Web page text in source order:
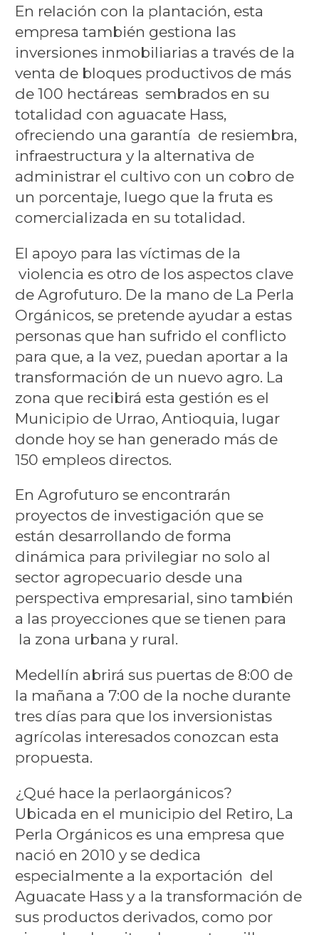
En relación con la plantación, esta
empresa también gestiona las
inversiones inmobiliarias a través de la
venta de bloques productivos de más
de 100 hectáreas sembrados en su
totalidad con aguacate Hass,
ofreciendo una garantía de resiembra,
infraestructura y la alternativa de
administrar el cultivo con un cobro de
un porcentaje, luego que la fruta es
comercializada en su totalidad.
El apoyo para las víctimas de la
violencia es otro de los aspectos clave
de Agrofuturo. De la mano de La Perla
Orgánicos, se pretende ayudar a estas
personas que han sufrido el conflicto
para que, a la vez, puedan aportar a la
transformación de un nuevo agro. La
zona que recibirá esta gestión es el
Municipio de Urrao, Antioquia, lugar
donde hoy se han generado más de
150 empleos directos.
En Agrofuturo se encontrarán
proyectos de investigación que se
están desarrollando de forma
dinámica para privilegiar no solo al
sector agropecuario desde una
perspectiva empresarial, sino también
a las proyecciones que se tienen para
la zona urbana y rural.
Medellín abrirá sus puertas de 8:00 de
la mañana a 7:00 de la noche durante
tres días para que los inversionistas
agrícolas interesados conozcan esta
propuesta.
¿Qué hace la perlaorgánicos?
Ubicada en el municipio del Retiro, La
Perla Orgánicos es una empresa que
nació en 2010 y se dedica
especialmente a la exportación del
Aguacate Hass y a la transformación de
sus productos derivados, como por